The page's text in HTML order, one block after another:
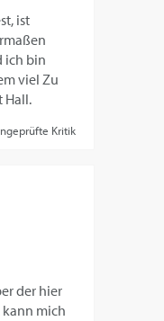
ist
ich bin
viel Zu
Hall.
Kritik
der hier
mich